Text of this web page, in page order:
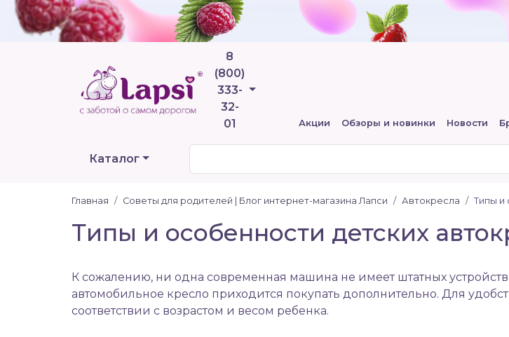
8
(800)
333-
32-
01
Телефоны
Акции Обзоры и новинки Новости
Каталог
Главная Советы для родителей | Блог интернет-магазина Лапси Автокресла Типы и
Типы и особенности детских
К сожалению, ни одна современная машина не имеет штатных
автомобильное кресло приходится покупать дополнительно. Для
соответствии с возрастом и весом ребенка.